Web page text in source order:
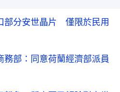
部分安世晶片 僅限於民用
部：同意荷蘭經濟部派員